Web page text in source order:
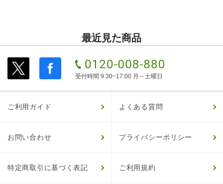
最近見た商品
受付時間 9:30~17:00 月～土曜日
ご利用ガイド よくある質問
お問い合わせ プライバシーポリシー
特定商取引に基づく表記 ご利用規約